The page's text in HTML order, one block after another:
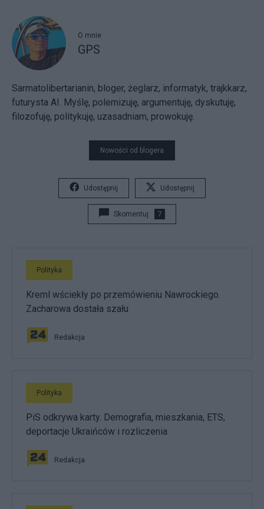
O mnie
GPS
Sarmatolibertarianin, bloger, żeglarz, informatyk, trajkkarz,
futurysta AI. Myślę, polemizuję, argumentuję, dyskutuję,
filozofuję, politykuję, uzasadniam, prowokuję.
Nowości od blogera
Udostępnij Udostępnij
Skomentuj 7
Polityka
Kreml wściekły po przemówieniu Nawrockiego.
Zacharowa dostała szału
Redakcja
Polityka
PiS odkrywa karty. Demografia, mieszkania, ETS,
deportacje Ukraińców i rozliczenia
Redakcja